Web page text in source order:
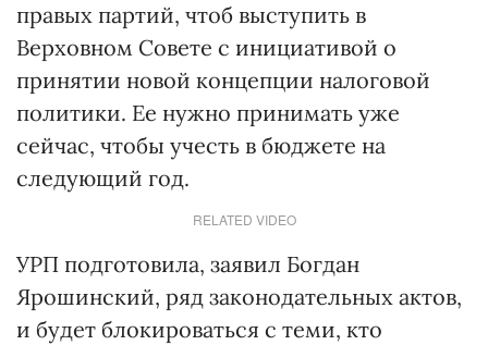
правых партий, чтоб выступить в
Верховном Совете с инициативой о
принятии новой концепции налоговой
политики. Ее нужно принимать уже
сейчас, чтобы учесть в бюджете на
следующий год.
RELATED VIDEO
УРП подготовила, заявил Богдан
Ярошинский, ряд законодательных актов,
и будет блокироваться с теми, кто